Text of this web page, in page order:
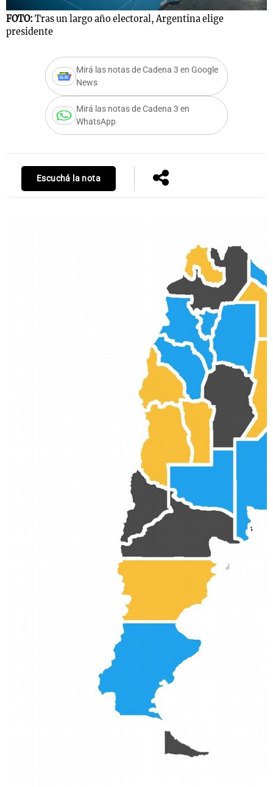
FOTO: Tras un largo año electoral, Argentina elige
presidente
Mirá las notas de Cadena 3 en Google
News
Mirá las notas de Cadena 3 en
WhatsApp
Escuchá la nota
Mundial 2026
Notas
Cadena 3